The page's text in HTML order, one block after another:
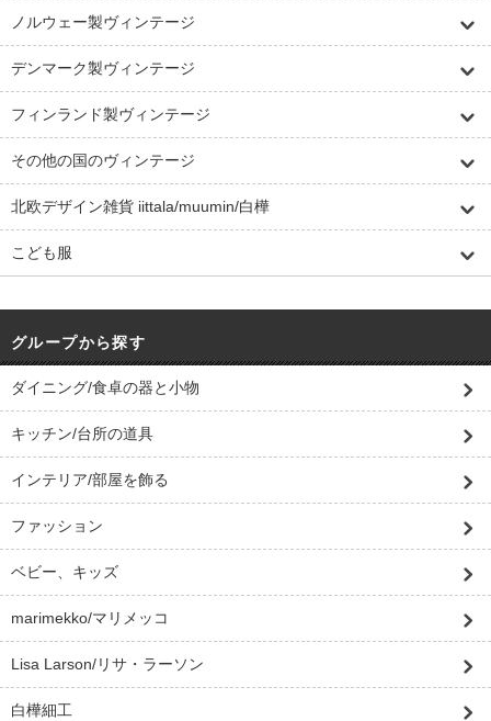
ノルウェー製ヴィンテージ
デンマーク製ヴィンテージ
フィンランド製ヴィンテージ
その他の国のヴィンテージ
北欧デザイン雑貨 iittala/muumin/白樺
こども服
グループから探す
ダイニング/食卓の器と小物
キッチン/台所の道具
インテリア/部屋を飾る
ファッション
ベビー、キッズ
marimekko/マリメッコ
Lisa Larson/リサ・ラーソン
白樺細工